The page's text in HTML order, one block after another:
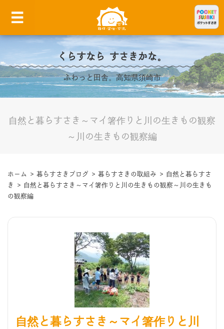
くらすなら すさきかな。
ふわっと田舎。高知県須崎市
自然と暮らすさき～マイ箸作りと川の生きもの観察
～川の生きもの観察編
ホーム > 暮らすさきブログ > 暮らすさきの取組み > 自然と暮らすさ
き
> 自然と暮らすさき～マイ箸作りと川の生きもの観察～川の生きも
の観察編
自然と暮らすさき～マイ箸作りと川